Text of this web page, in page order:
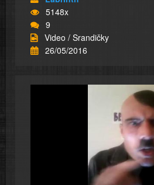
5148x
9
Video / Srandičky
26/05/2016